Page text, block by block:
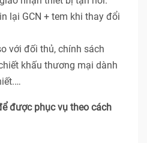
lại GCN + tem khi thay đổi
với đối thủ, chính sách
khấu thương mại dành
được phục vụ theo cách